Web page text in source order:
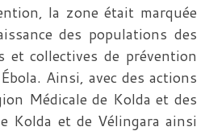
la zone était marquée
des populations des
et collectives de prévention
Ainsi, avec des actions
Médicale de Kolda et des
Kolda et de Vélingara ainsi